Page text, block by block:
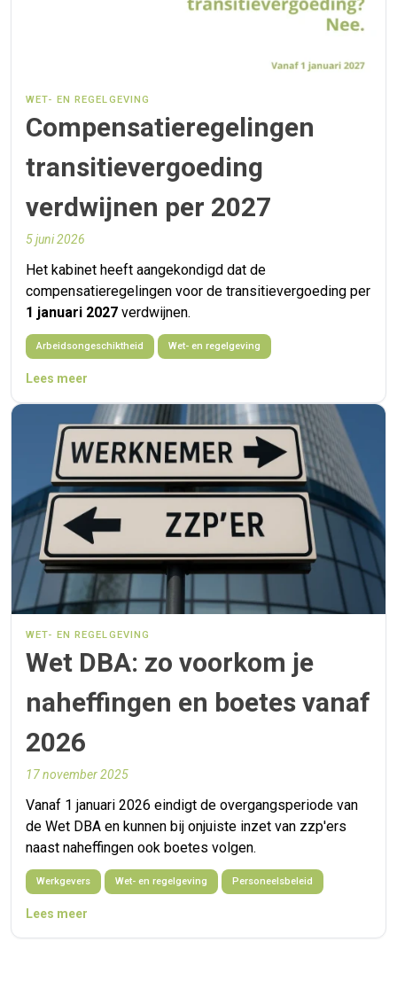
WET- EN REGELGEVING
Compensatieregelingen
transitievergoeding
verdwijnen per 2027
5 juni 2026
Het kabinet heeft aangekondigd dat de
compensatieregelingen voor de transitievergoeding per
1 januari 2027 verdwijnen.
Arbeidsongeschiktheid Wet- en regelgeving
Lees meer
WET- EN REGELGEVING
Wet DBA: zo voorkom je
naheffingen en boetes vanaf
2026
17 november 2025
Vanaf 1 januari 2026 eindigt de overgangsperiode van
de Wet DBA en kunnen bij onjuiste inzet van zzp'ers
naast naheffingen ook boetes volgen.
Werkgevers Wet- en regelgeving Personeelsbeleid
Lees meer